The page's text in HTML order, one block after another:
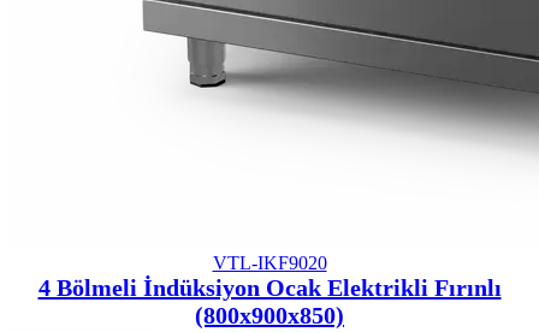
VTL-IKF9020
4 Bölmeli İndüksiyon Ocak Elektrikli Fırınlı
(800x900x850)